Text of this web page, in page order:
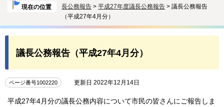
現在の位置
長公務報告 > 平成27年度議長公務報告 > 議長公務報告
（平成27年4月分）
議長公務報告（平成27年4月分）
ページ番号1002220 更新日 2022年12月14日
平成27年4月分の議長公務内容について市民の皆さんにご報告しま